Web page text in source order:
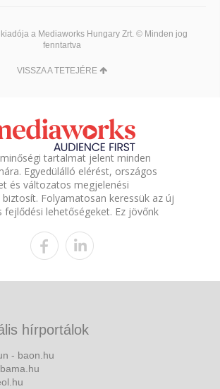
a Mediaworks Hungary Zrt. © Minden jog
fenntartva
VISSZA A TETEJÉRE
tartalmat jelent minden
Egyedülálló elérést, országos
és változatos megjelenési
Folyamatosan keressük az új
fejlődési lehetőségeket. Ez jövőnk
hírportálok
- baon.hu